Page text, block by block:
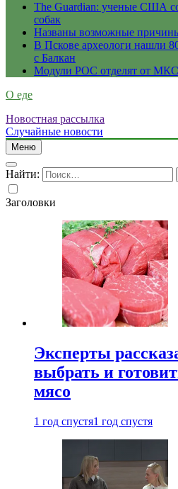
The Guardian: ученые США
собак
Названы возможные
В Пскове археологи нашли
с Балкан
Модули РОС отделят от МКС
О еде
Новостная рассылка
Случайные новости
Меню
Найти:
Заголовки
Эксперты
выбрать и
мясо
1 год спустя1 год спустя